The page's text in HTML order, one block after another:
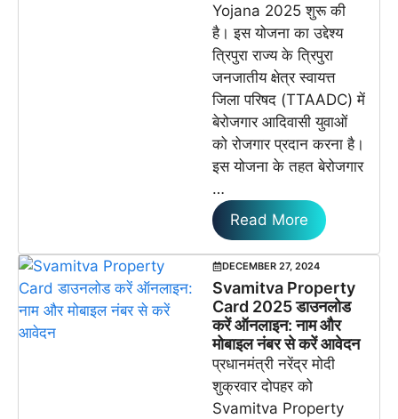
Yojana 2025 शुरू की
है। इस योजना का उद्देश्य
त्रिपुरा राज्य के त्रिपुरा
जनजातीय क्षेत्र स्वायत्त
जिला परिषद (TTAADC) में
बेरोजगार आदिवासी युवाओं
को रोजगार प्रदान करना है।
इस योजना के तहत बेरोजगार
…
Read More
DECEMBER 27, 2024
Svamitva Property
Card 2025 डाउनलोड
करें ऑनलाइन: नाम और
मोबाइल नंबर से करें आवेदन
प्रधानमंत्री नरेंद्र मोदी
शुक्रवार दोपहर को
Svamitva Property